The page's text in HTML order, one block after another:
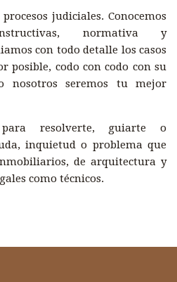
judiciales. Conocemos
normativa y
con todo detalle los casos
posible, codo con codo con su
nosotros seremos tu mejor
para resolverte, guiarte o
inquietud o problema que
de arquitectura y
como técnicos.